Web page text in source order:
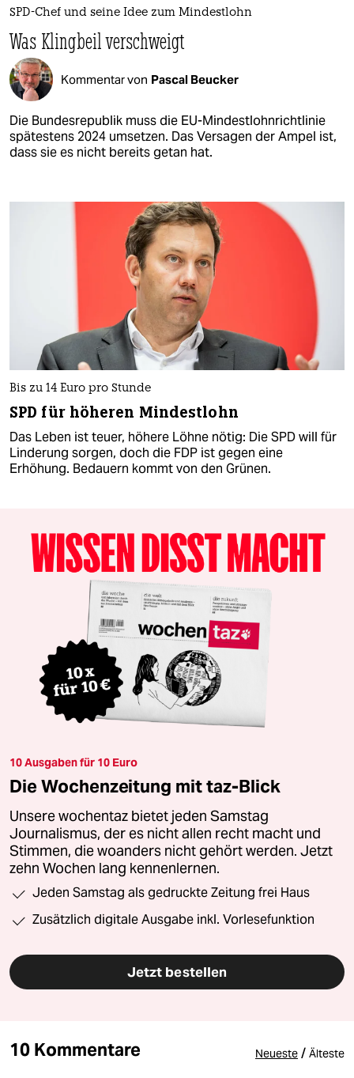
SPD-Chef und seine Idee zum Mindestlohn
Was Klingbeil verschweigt
Kommentar von Pascal Beucker
Die Bundesrepublik muss die EU-Mindestlohnrichtlinie
spätestens 2024 umsetzen. Das Versagen der Ampel ist,
dass sie es nicht bereits getan hat.
Bis zu 14 Euro pro Stunde
SPD für höheren Mindestlohn
Das Leben ist teuer, höhere Löhne nötig: Die SPD will für
Linderung sorgen, doch die FDP ist gegen eine
Erhöhung. Bedauern kommt von den Grünen.
10 Ausgaben für 10 Euro
Die Wochenzeitung mit taz-Blick
Unsere wochentaz bietet jeden Samstag
Journalismus, der es nicht allen recht macht und
Stimmen, die woanders nicht gehört werden. Jetzt
zehn Wochen lang kennenlernen.
Jeden Samstag als gedruckte Zeitung frei Haus
Zusätzlich digitale Ausgabe inkl. Vorlesefunktion
Jetzt bestellen
10 Kommentare Neueste / Älteste